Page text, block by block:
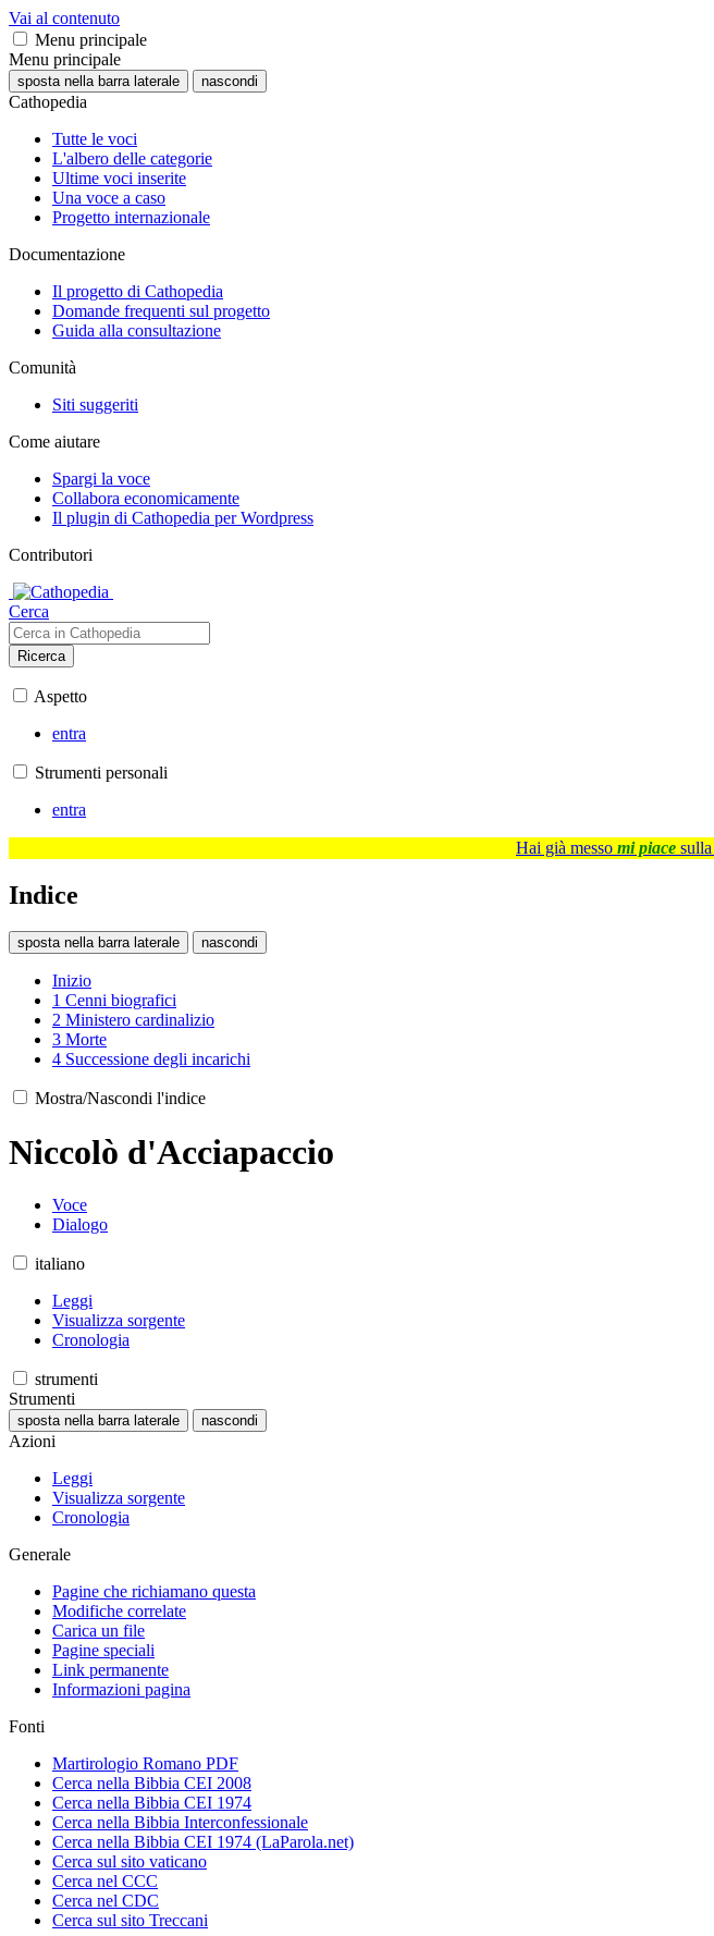
Vai al contenuto
Menu principale
Menu principale
sposta nella barra laterale nascondi
Cathopedia
Tutte le voci
L'albero delle categorie
Ultime voci inserite
Una voce a caso
Progetto internazionale
Documentazione
Il progetto di Cathopedia
Domande frequenti sul progetto
Guida alla consultazione
Comunità
Siti suggeriti
Come aiutare
Spargi la voce
Collabora economicamente
Il plugin di Cathopedia per Wordpress
Contributori
Cerca
Ricerca
Aspetto
entra
Strumenti personali
entra
Hai già messo mi piace sulla
Indice
sposta nella barra laterale nascondi
Inizio
1 Cenni biografici
2 Ministero cardinalizio
3 Morte
4 Successione degli incarichi
Mostra/Nascondi l'indice
Niccolò d'Acciapaccio
Voce
Dialogo
italiano
Leggi
Visualizza sorgente
Cronologia
strumenti
Strumenti
sposta nella barra laterale nascondi
Azioni
Leggi
Visualizza sorgente
Cronologia
Generale
Pagine che richiamano questa
Modifiche correlate
Carica un file
Pagine speciali
Link permanente
Informazioni pagina
Fonti
Martirologio Romano PDF
Cerca nella Bibbia CEI 2008
Cerca nella Bibbia CEI 1974
Cerca nella Bibbia Interconfessionale
Cerca nella Bibbia CEI 1974 (LaParola.net)
Cerca sul sito vaticano
Cerca nel CCC
Cerca nel CDC
Cerca sul sito Treccani